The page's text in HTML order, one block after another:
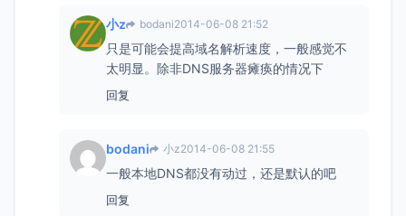
小z bodani2014-06-08 21:52
只是可能会提高域名解析速度，一般感觉不
太明显。除非DNS服务器瘫痪的情况下
回复
bodani 小z2014-06-08 21:55
一般本地DNS都没有动过，还是默认的吧
回复